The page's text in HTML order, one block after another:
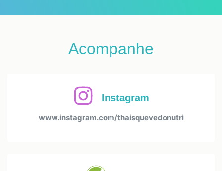
Acompanhe
Instagram
www.instagram.com/thaisquevedonutri